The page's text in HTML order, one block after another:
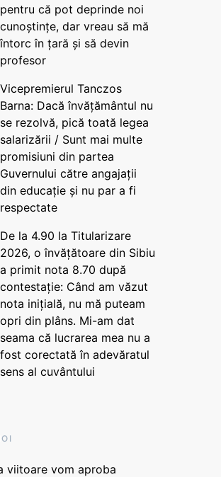
pentru că pot deprinde noi
cunoștințe, dar vreau să mă
întorc în țară și să devin
profesor
Vicepremierul Tanczos
Barna: Dacă învățământul nu
se rezolvă, pică toată legea
salarizării / Sunt mai multe
promisiuni din partea
Guvernului către angajații
din educație și nu par a fi
respectate
De la 4.90 la Titularizare
2026, o învățătoare din Sibiu
a primit nota 8.70 după
contestație: Când am văzut
nota inițială, nu mă puteam
opri din plâns. Mi-am dat
seama că lucrarea mea nu a
fost corectată în adevăratul
sens al cuvântului
viitoare vom aproba